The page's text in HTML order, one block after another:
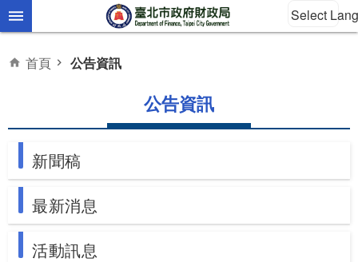
跳到主要內容區塊 Select
首頁 公告資訊
公告資訊
新聞稿
最新消息
活動訊息